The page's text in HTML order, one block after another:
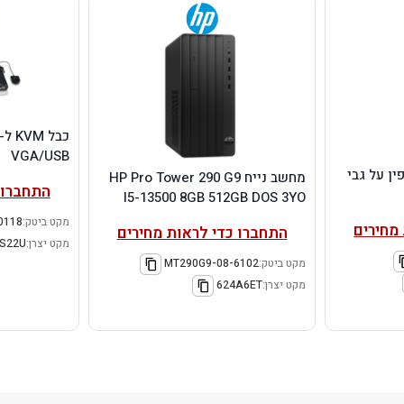
רמקולים Logitech S150 USB-A
כדי לראות מחירים
מסך מחשב lenovo S24-4e 23.8"
FHD IPS 4ms 100Hz 3Yr-Os
התחברו כדי לראות מחירים
מקט ביטק:303003-S24-4e
64B5KAT1IS